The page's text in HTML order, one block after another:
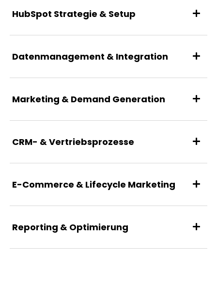
HubSpot Strategie & Setup
Datenmanagement & Integration
Marketing & Demand Generation
CRM- & Vertriebsprozesse
E-Commerce & Lifecycle Marketing
Reporting & Optimierung